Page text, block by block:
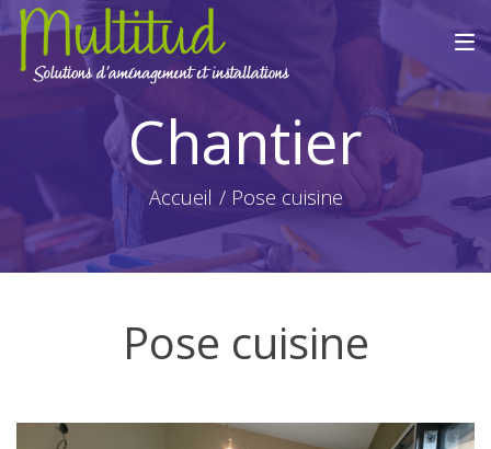
Chantier
Accueil Pose cuisine
Pose cuisine